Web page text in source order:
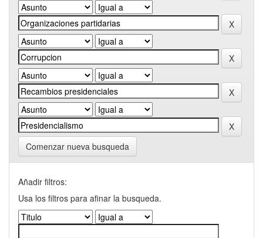
Comenzar nueva busqueda
Añadir filtros:
Usa los filtros para afinar la busqueda.